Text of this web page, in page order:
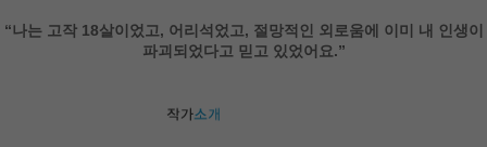
“나는 고작 18살이었고, 어리석었고, 절망적인 외로움에 이미 내 인생이
파괴되었다고 믿고 있었어요.”